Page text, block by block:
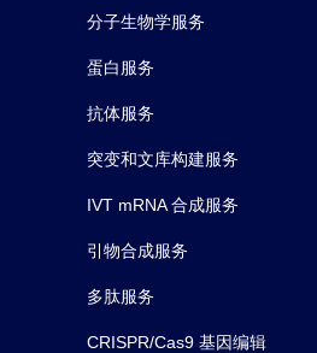
分子生物学服务
蛋白服务
抗体服务
突变和文库构建服务
IVT mRNA 合成服务
引物合成服务
多肽服务
CRISPR/Cas9 基因编辑